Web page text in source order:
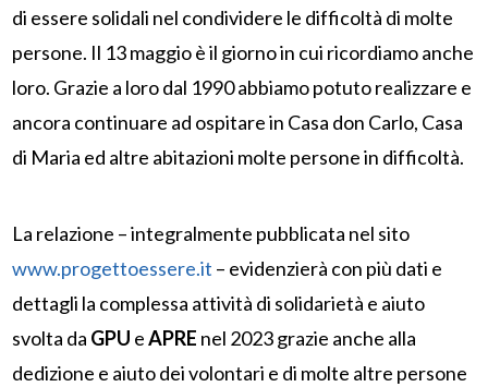
di essere solidali nel condividere le difficoltà di molte
persone. Il 13 maggio è il giorno in cui ricordiamo anche
loro. Grazie a loro dal 1990 abbiamo potuto realizzare e
ancora continuare ad ospitare in Casa don Carlo, Casa
di Maria ed altre abitazioni molte persone in difficoltà.
La relazione – integralmente pubblicata nel sito
www.progettoessere.it – evidenzierà con più dati e
dettagli la complessa attività di solidarietà e aiuto
svolta da GPU eAPRE nel 2023 grazie anche alla
dedizione e aiuto dei volontari e di molte altre persone